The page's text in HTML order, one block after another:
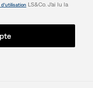
LS&Co. J’ai lu la